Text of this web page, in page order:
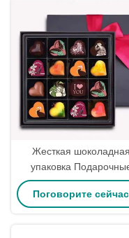
Жесткая шоколадная
упаковка
коробки с
индивидуальным
Поговорите сейчас